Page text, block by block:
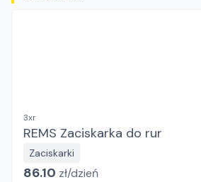
3xr
REMS Zaciskarka do rur
Zaciskarki
86.10 zł/dzień